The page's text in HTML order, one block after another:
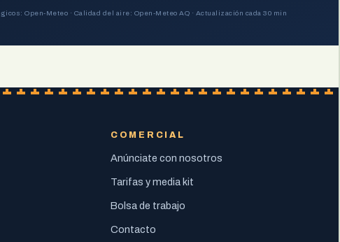
Open-Meteo · Calidad del aire: Open-Meteo AQ · Actualización cada 30 min
COMERCIAL
Anúnciate con nosotros
Tarifas y media kit
Bolsa de trabajo
Contacto